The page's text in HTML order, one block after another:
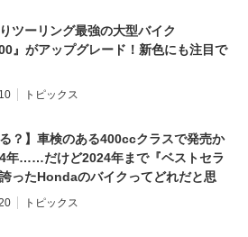
ツーリング最強の大型バイク
』がアップグレード！新色にも注目で
トピックス
る？】車検のある400ccクラスで発売か
年……だけど2024年まで『ベストセラ
ったHondaのバイクってどれだと思
トピックス